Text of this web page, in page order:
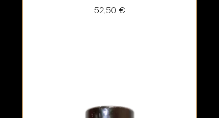
52,50 €